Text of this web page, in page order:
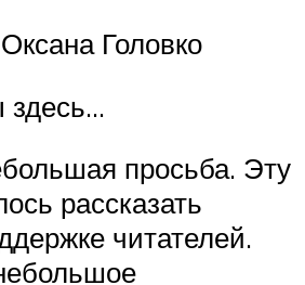
Головко
здесь…
просьба. Эту
рассказать
читателей.